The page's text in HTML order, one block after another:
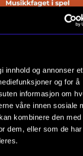
innhold og annonser et
og for å
informasjon om
våre innen sosiale
kombinere den med
dem, eller som de
MUSIKKDIDAKTIKK